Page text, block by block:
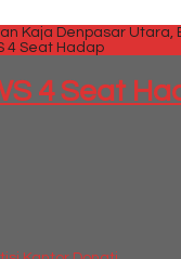
Kaja Denpasar Utara,
4 Seat Hadap
4 Seat